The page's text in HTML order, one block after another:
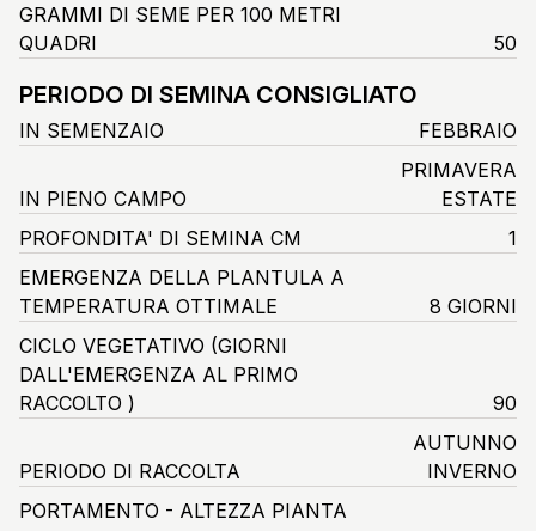
GRAMMI DI SEME PER 100 METRI
QUADRI
50
PERIODO DI SEMINA CONSIGLIATO
IN SEMENZAIO FEBBRAIO
IN PIENO CAMPO
PRIMAVERA
ESTATE
PROFONDITA' DI SEMINA CM
1
EMERGENZA DELLA PLANTULA A
TEMPERATURA OTTIMALE
8 GIORNI
CICLO VEGETATIVO (GIORNI
DALL'EMERGENZA AL PRIMO
RACCOLTO )
90
PERIODO DI RACCOLTA
AUTUNNO
INVERNO
PORTAMENTO - ALTEZZA PIANTA